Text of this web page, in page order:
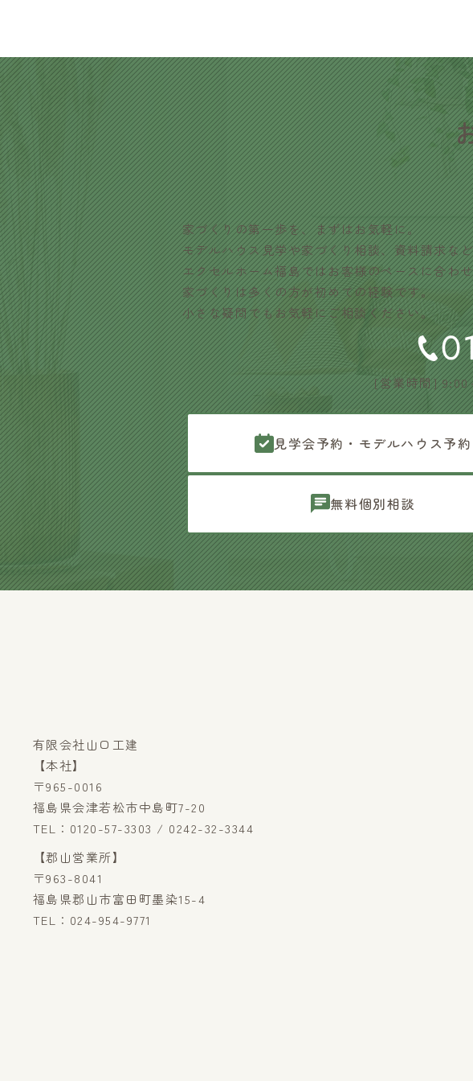
家づくりの第一歩を、まずはお気軽に。
モデルハウス見学や家づくり相談、資料請求な
エクセルホーム福島ではお客様のペースに合わ
家づくりは多くの方が初めての経験です。
小さな疑問でもお気軽にご相談ください。
[営業時間]
見学会予約・モデルハウス予約
無料個別相談
有限会社山口工建
【本社】
〒965-0016
福島県会津若松市中島町7-20
TEL：0120-57-3303 / 0242-32-3344
【郡山営業所】
〒963-8041
福島県郡山市富田町墨染15-4
TEL：024-954-9771